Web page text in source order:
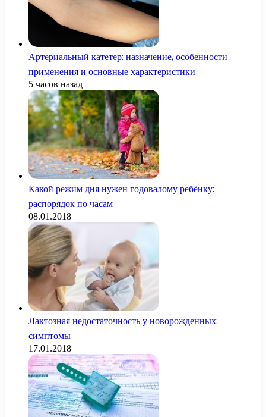
Артериальный катетер: назначение, особенности
применения и основные характеристики
5 часов назад
Какой режим дня нужен годовалому ребёнку:
распорядок по часам
08.01.2018
Лактозная недостаточность у новорожденных:
симптомы
17.01.2018